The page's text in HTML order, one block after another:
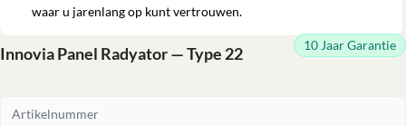
waar u jarenlang op kunt vertrouwen.
Innovia Panel Radyator — Type 22 10 Jaar Garantie
Artikelnummer